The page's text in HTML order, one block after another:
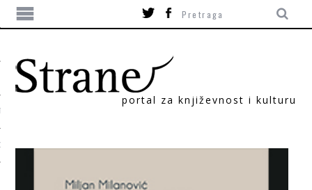
portal za književnost i kulturu